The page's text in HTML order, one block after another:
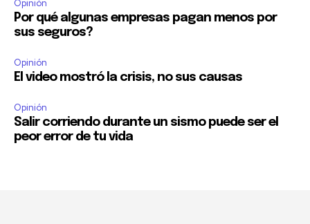
Opinión
Por qué algunas empresas pagan menos por
sus seguros?
Opinión
El video mostró la crisis, no sus causas
Opinión
Salir corriendo durante un sismo puede ser el
peor error de tu vida